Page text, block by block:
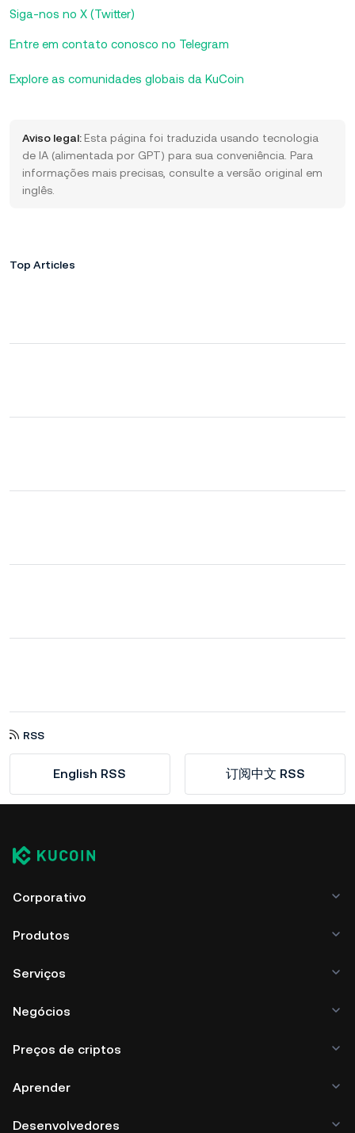
Siga-nos no X (Twitter)
Entre em contato conosco no Telegram
Explore as comunidades globais da KuCoin
Aviso legal: Esta página foi traduzida usando tecnologia
de IA (alimentada por GPT) para sua conveniência. Para
informações mais precisas, consulte a versão original em
inglês.
Top Articles
RSS
English RSS 订阅中文 RSS
Corporativo
Produtos
Serviços
Negócios
Preços de criptos
Aprender
Desenvolvedores